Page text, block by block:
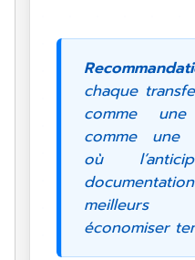
chaque
comme
comme une
où
économiser